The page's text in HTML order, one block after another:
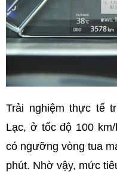
Trải nghiệm thực tế
Lạc, ở tốc độ 100
có ngưỡng vòng tua
phút. Nhờ vậy, mức